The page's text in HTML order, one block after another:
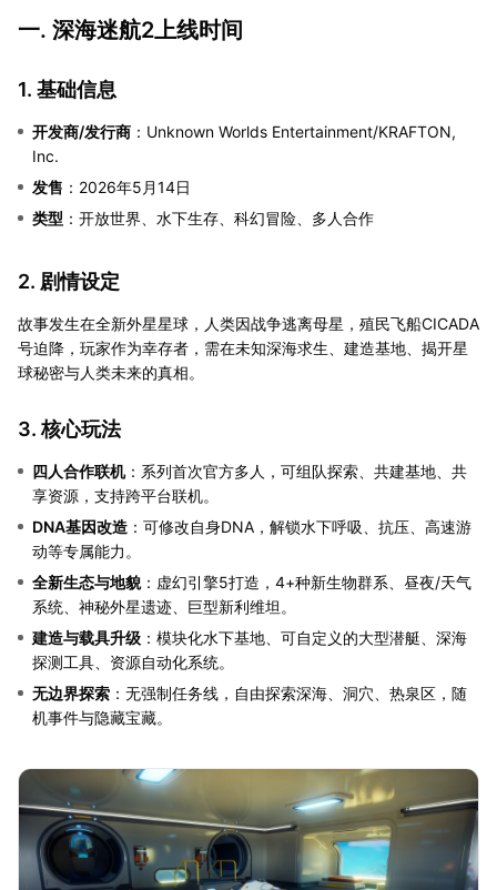
一. 深海迷航2上线时间
1. 基础信息
开发商/发行商 ：Unknown Worlds Entertainment/KRAFTON,
Inc.
发售 ：2026年5月14日
类型 ：开放世界、水下生存、科幻冒险、多人合作
2. 剧情设定
故事发生在全新外星星球，人类因战争逃离母星，殖民飞船CICADA
号迫降，玩家作为幸存者，需在未知深海求生、建造基地、揭开星
球秘密与人类未来的真相。
3. 核心玩法
四人合作联机：系列首次官方多人，可组队探索、共建基地、共
享资源，支持跨平台联机。
DNA基因改造 ：可修改自身DNA，解锁水下呼吸、抗压、高速游
动等专属能力。
全新生态与地貌：虚幻引擎5打造，4+种新生物群系、昼夜/天气
系统、神秘外星遗迹、巨型新利维坦。
建造与载具升级 ：模块化水下基地、可自定义的大型潜艇、深海
探测工具、资源自动化系统。
无边界探索 ：无强制任务线，自由探索深海、洞穴、热泉区，随
机事件与隐藏宝藏。